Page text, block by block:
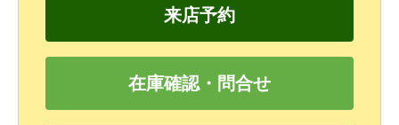
来店予約
在庫確認・問合せ